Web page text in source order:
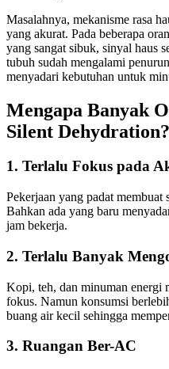
Masalahnya, mekanisme rasa
yang akurat. Pada beberapa
yang sangat sibuk, sinyal haus
tubuh sudah mengalami
menyadari kebutuhan untuk
Mengapa Banyak
Silent Dehydration?
1. Terlalu Fokus pada
Pekerjaan yang padat membuat
Bahkan ada yang baru
jam bekerja.
2. Terlalu Banyak
Kopi, teh, dan minuman energi
fokus. Namun konsumsi
buang air kecil sehingga
3. Ruangan Ber-AC